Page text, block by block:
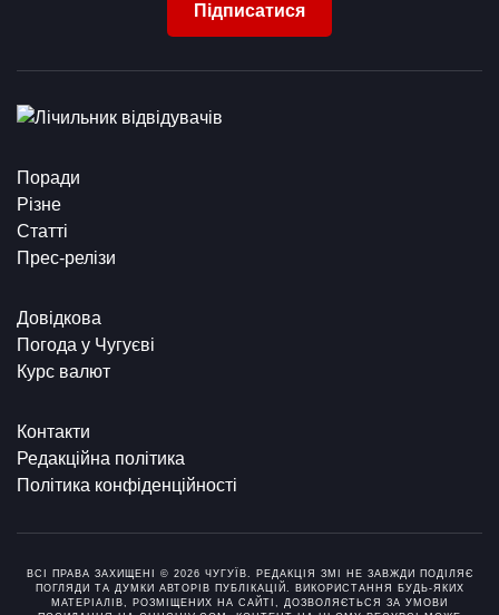
Підписатися
Поради
Різне
Статті
Прес-релізи
Довідкова
Погода у Чугуєві
Курс валют
Контакти
Редакційна політика
Політика конфіденційності
ВСІ ПРАВА ЗАХИЩЕНІ © 2026 ЧУГУЇВ. РЕДАКЦІЯ ЗМІ НЕ ЗАВЖДИ ПОДІЛЯЄ
ПОГЛЯДИ ТА ДУМКИ АВТОРІВ ПУБЛІКАЦІЙ. ВИКОРИСТАННЯ БУДЬ-ЯКИХ
МАТЕРІАЛІВ, РОЗМІЩЕНИХ НА САЙТІ, ДОЗВОЛЯЄТЬСЯ ЗА УМОВИ